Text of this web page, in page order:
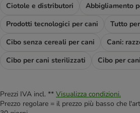
Ciotole e distributori
Abbigliamento
Prodotti tecnologici per cani
Tutto
Cibo senza cereali per cani
Cani:
Cibo per cani sterilizzati
Cibo per
Prezzi IVA incl. ** Visualizza condizioni.
Prezzo regolare = il prezzo più basso che